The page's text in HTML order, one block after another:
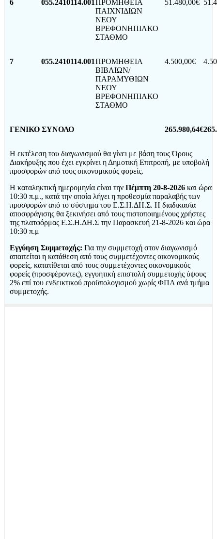
6 055.2410114.001ΠΡΟΜΗΘΕΙΑ
ΠΑΙΧΝΙΔΙΩΝ
ΝΕΟΥ
ΒΡΕΦΟΝΗΠΙΑΚΟ
ΣΤΑΘΜΟ
51.480,00€
7 055.2410114.001ΠΡΟΜΗΘΕΙΑ
ΒΙΒΛΙΩΝ/
ΠΑΡΑΜΥΘΙΩΝ
ΝΕΟΥ
ΒΡΕΦΟΝΗΠΙΑΚΟ
ΣΤΑΘΜΟ
4.500,00€
ΓΕΝΙΚΟ ΣΥΝΟΛΟ 265.980,64€
Η εκτέλεση του διαγωνισμού θα γίνει με βάση τους Όρους
Διακήρυξης που έχει εγκρίνει η Δημοτική Επιτροπή, με υποβολή
προσφορών από τους οικονομικούς φορείς.
Η καταληκτική ημερομηνία είναι την Πέμπτη 20-8-2026 και ώρα
10:30 π.μ., κατά την οποία λήγει η προθεσμία παραλαβής των
προσφορών από το σύστημα του Ε.Σ.Η.ΔΗ.Σ. Η διαδικασία
αποσφράγισης θα ξεκινήσει από τους πιστοποιημένους χρήστες
της πλατφόρμας Ε.Σ.Η.ΔΗ.Σ την Παρασκευή 21-8-2026 και ώρα
10:30 π.μ
Εγγύηση Συμμετοχής: Για την συμμετοχή στον διαγωνισμό
απαιτείται η κατάθεση από τους συμμετέχοντες οικονομικούς
φορείς, κατατίθεται από τους συμμετέχοντες οικονομικούς
φορείς (προσφέροντες), εγγυητική επιστολή συμμετοχής ύψους
2% επί του ενδεικτικού προϋπολογισμού χωρίς ΦΠΑ ανά τμήμα
συμμετοχής.